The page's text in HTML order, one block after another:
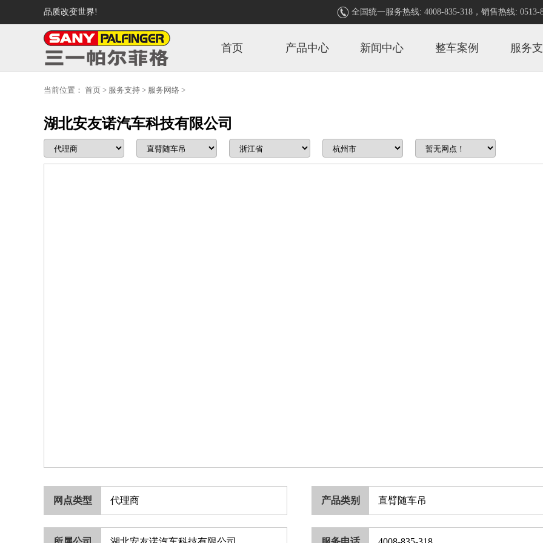
品质改变世界!  全国统一服务热线: 4008-835-318，销售热线: 0513-
首页 产品中心 新闻中心 整车案例 服务
当前位置： 首页 > 服务支持 > 服务网络 >
湖北安友诺汽车科技有限公司
网点类型 代理商 产品类别 直臂随车吊